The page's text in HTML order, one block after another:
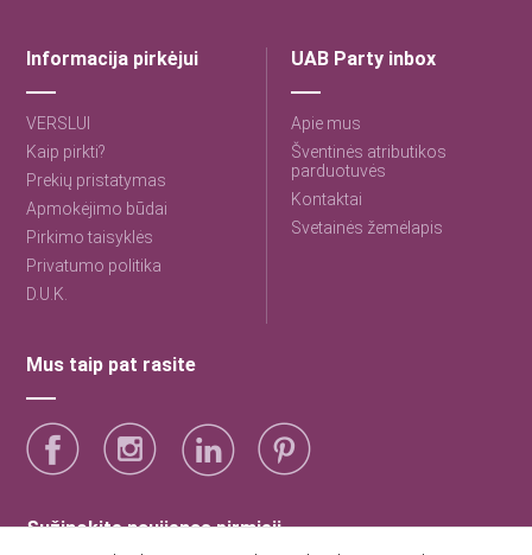
Informacija pirkėjui
VERSLUI
Kaip pirkti?
Prekių pristatymas
Apmokėjimo būdai
Pirkimo taisyklės
Privatumo politika
D.U.K.
UAB Party inbox
Apie mus
Šventinės atributikos
parduotuvės
Kontaktai
Svetainės žemėlapis
Mus taip pat rasite
Sužinokite naujienas pirmieji